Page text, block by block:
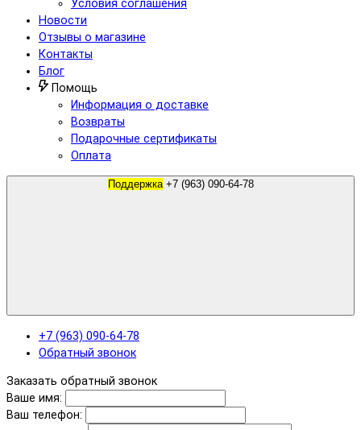
Условия соглашения
Новости
Отзывы о магазине
Контакты
Блог
Помощь
Информация о доставке
Возвраты
Подарочные сертификаты
Оплата
Поддержка +7 (963) 090-64-78
+7 (963) 090-64-78
Обратный звонок
Заказать обратный звонок
Ваше имя:
Ваш телефон: